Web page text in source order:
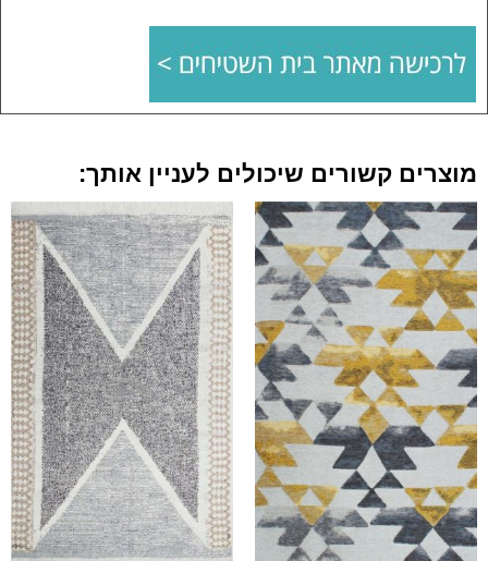
מוצרים קשורים שיכולים לעניין אותך: